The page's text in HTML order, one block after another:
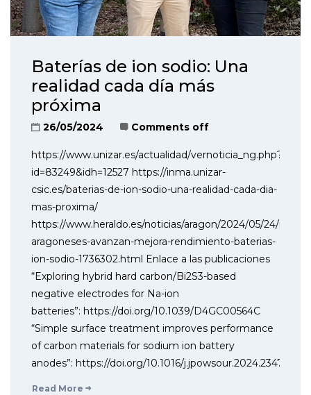
Baterías de ion sodio: Una
realidad cada día más
próxima
26/05/2024 Comments off
https://www.unizar.es/actualidad/vernoticia_ng.php?
id=83249&idh=12527 https://inma.unizar-
csic.es/baterias-de-ion-sodio-una-realidad-cada-dia-
mas-proxima/
https://www.heraldo.es/noticias/aragon/2024/05/24/
aragoneses-avanzan-mejora-rendimiento-baterias-
ion-sodio-1736302.html Enlace a las publicaciones
“Exploring hybrid hard carbon/Bi2S3-based
negative electrodes for Na-ion
batteries”: https://doi.org/10.1039/D4GC00564C
“Simple surface treatment improves performance
of carbon materials for sodium ion battery
anodes”: https://doi.org/10.1016/j.jpowsour.2024.234730
Read More